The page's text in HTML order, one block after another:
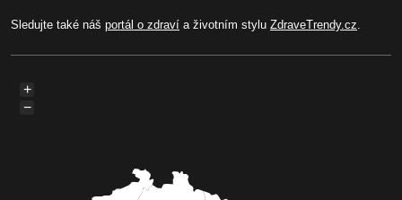
Sledujte také náš portál o zdraví a životním stylu ZdraveTrendy.cz.
+
−